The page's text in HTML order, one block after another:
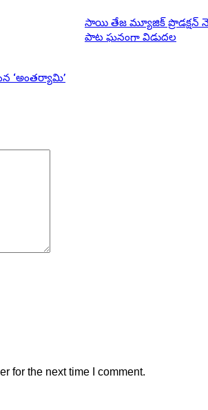
సాయి తేజ మ్యూజిక్
పాట ఘనంగా విడుదల
‘అంతర్యామి’
for the next time I comment.